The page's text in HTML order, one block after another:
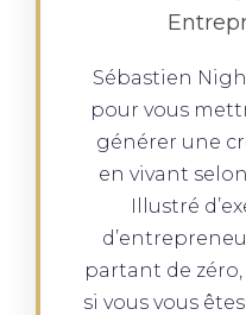
Sébastien
pour vous
générer une
en vivant
Illustré
partant de
si vous vous